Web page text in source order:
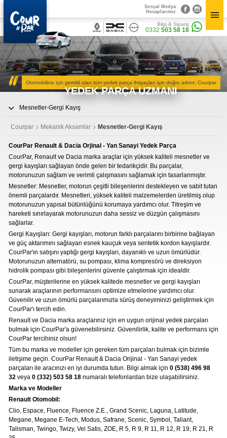
0332
Sosyal Medya
Hesaplarımız
×
Kurumsal
» Hakkımızda
Yedek Parçalar
» Kaportacı Aksamları
» Bakım Ürünleri
» Diğer Ürünler
3D Parça Üretim
Markalar
Parça Bulucu
Konum&İletişim
» Konum ve İletişim Bilgilerimiz
Mekanik Aksamlar
Renault, Dacia ve Nisan marka araçlara ait
orjinal mekanik parçalar Courpar’da
Kaportacı Aksamları
Elektronik Aksamlar
Renault, Dacia ve Nisan marka araçlara ait
Bakım Ürünleri
Yağ, antifiriz ve hava filitresi gibi tüm
Sosyal Medya
Hesaplarımız
Bilgi & Sipariş
0332503 58 18
Otomobiliniz için gerekli olan tüm yedek parça ihtiyaçları için doğru adres; Courpar
YEDEK PARÇA UZMANI
Mesnetler-Gergi Kayış
×
CourPar
Yedek Parça
Parça Bulucu
Elektronik Aksamlar
Bakım Ürünleri
Diğer Ürünler
CourPar
Otomotiv
» Kurumsal
» 3D Parça Üretim
» Markalar
» Parça Bulucu
» Konum & İletişim
elden teslim
Courpar Mekanik Aksamlar Mesnetler-Gergi Kayış
CourPar Renault & Dacia Orjinal - Yan Sanayi Yedek Parça
CourPar, Renault ve Dacia marka araçlar için yüksek kaliteli mesnetler ve
gergi kayışları sağlayan önde gelen bir tedarikçidir. Bu parçalar,
motorunuzun sağlam ve verimli çalışmasını sağlamak için tasarlanmıştır.
Mesnetler: Mesnetler, motorun çeşitli bileşenlerini destekleyen ve sabit tutan
önemli parçalardır. Mesnetleri, yüksek kaliteli malzemelerden üretilmiş olup
motorunuzun yapısal bütünlüğünü korumaya yardımcı olur. Titreşim ve
hareketi sınırlayarak motorunuzun daha sessiz ve düzgün çalışmasını
sağlarlar.
Gergi Kayışları: Gergi kayışları, motorun farklı parçalarını birbirine bağlayan
ve güç aktarımını sağlayan esnek kauçuk veya sentetik kordon kayışlardır.
CourPar'ın satışını yaptığı gergi kayışları, dayanıklı ve uzun ömürlüdür.
Motorunuzun alternatörü, su pompası, klima kompresörü ve direksiyon
hidrolik pompası gibi bileşenlerini güvenle çalıştırmak için idealdir.
CourPar, müşterilerine en yüksek kalitede mesnetler ve gergi kayışları
sunarak araçlarının performansını optimize etmelerine yardımcı olur.
Güvenilir ve uzun ömürlü parçalarımızla sürüş deneyiminizi geliştirmek için
CourPar'ı tercih edin.
Renault ve Dacia marka araçlarınız için en uygun orijinal yedek parçaları
bulmak için CourPar'a güvenebilirsiniz. Güvenilirlik, kalite ve performans için
CourPar tercihiniz olsun!
Tüm bu marka ve modeller için gereken tüm parçaları bulmak için bizimle
iletişime geçin. CourPar Renault & Dacia Orijinal - Yan Sanayi yedek
parçaları ile aracınızı en iyi durumda tutun. Bilgi almak için 0 (538) 496 98
32veya 0 (332) 503 58 18numaralı telefonlardan bize ulaşabilirsiniz.
Marka ve Modeller
Renault Otomobil:
Clio, Espace, Fluence, Fluence Z.E., Grand Scenic, Laguna, Latitude,
Megane, Megane E-Tech, Modus, Safrane, Scenic, Symbol, Taliant,
Talisman, Twingo, Twizy, Vel Satis, ZOE, R 5, R 9, R 11, R 12, R 19, R 21, R